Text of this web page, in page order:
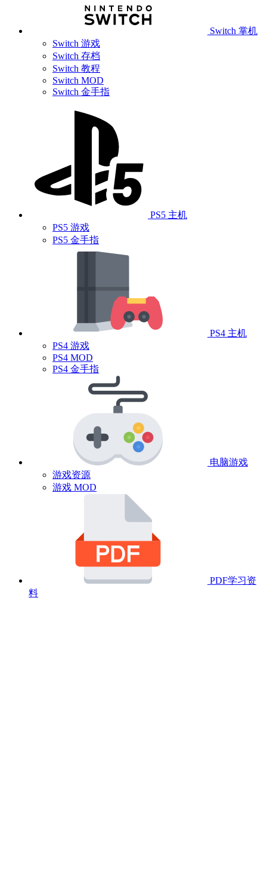
Switch 掌机
Switch 游戏
Switch 存档
Switch 教程
Switch MOD
Switch 金手指
PS5 主机
PS5 游戏
PS5 金手指
PS4 主机
PS4 游戏
PS4 MOD
PS4 金手指
电脑游戏
游戏资源
游戏 MOD
PDF学习资
料